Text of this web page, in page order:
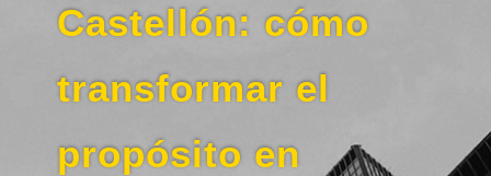
Castellón: cómo
transformar el
propósito en